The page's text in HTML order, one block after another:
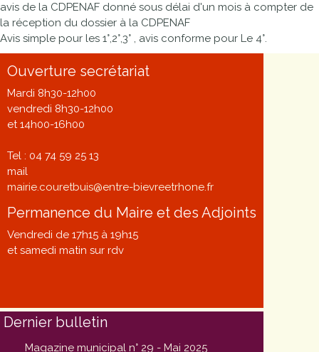
avis de la CDPENAF donné sous délai d'un mois à compter de
la réception du dossier à la CDPENAF
Avis simple pour les 1°,2°,3° , avis conforme pour Le 4°.
Ouverture secrétariat
Mardi 8h30-12h00
vendredi 8h30-12h00
et 14h00-16h00
Tel : 04 74 59 25 13
mail
mairie.couretbuis@entre-bievreetrhone.fr
Permanence du Maire et des Adjoints
Vendredi de 17h15 à 19h15
et samedi matin sur rdv
Dernier bulletin
Magazine municipal n° 29 - Mai 2025